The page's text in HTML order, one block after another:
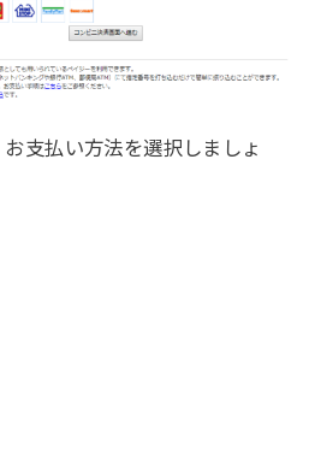
支払い方法を選択しましょ